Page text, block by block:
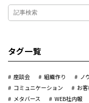
タグ一覧
座談会 組織作り
ノ
コミュニケーション
お
メタバース
WEB社内報